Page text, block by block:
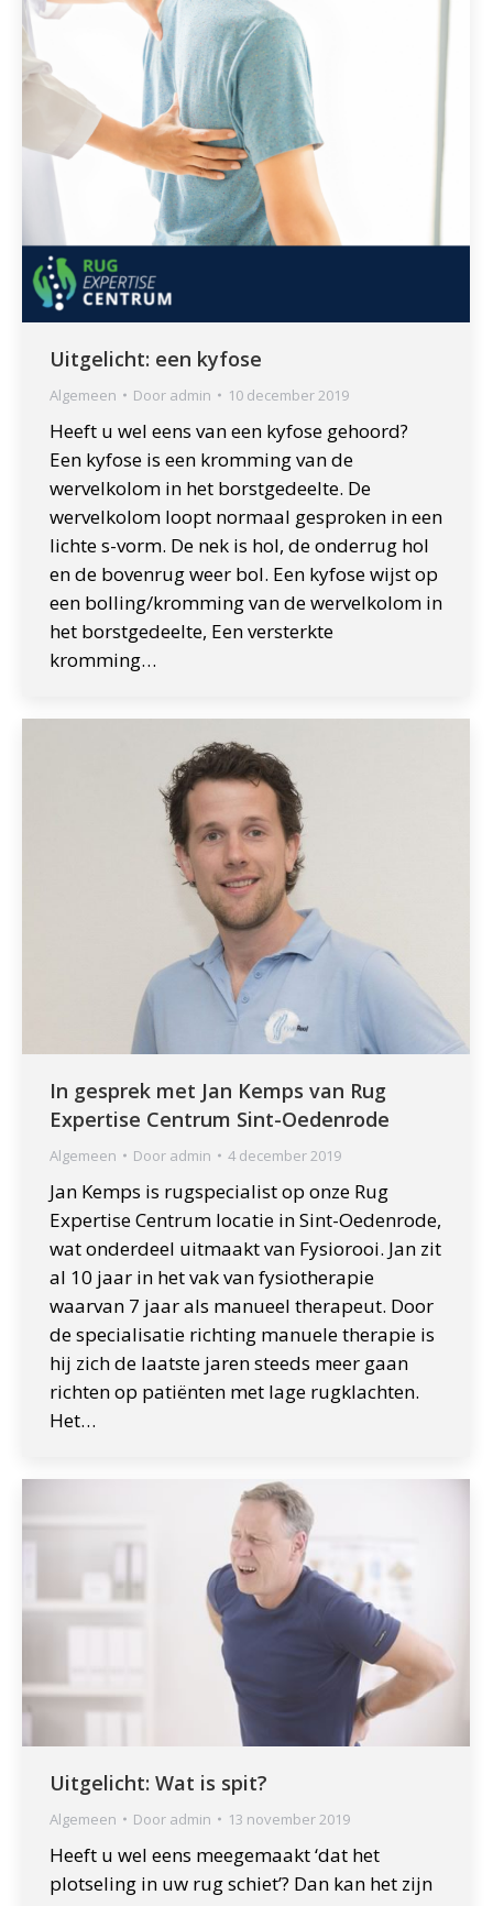
Uitgelicht: een kyfose
Algemeen Door admin 10 december 2019
Heeft u wel eens van een kyfose gehoord?
Een kyfose is een kromming van de
wervelkolom in het borstgedeelte. De
wervelkolom loopt normaal gesproken in een
lichte s-vorm. De nek is hol, de onderrug hol
en de bovenrug weer bol. Een kyfose wijst op
een bolling/kromming van de wervelkolom in
het borstgedeelte, Een versterkte
kromming…
In gesprek met Jan Kemps van Rug
Expertise Centrum Sint-Oedenrode
Algemeen Door admin 4 december 2019
Jan Kemps is rugspecialist op onze Rug
Expertise Centrum locatie in Sint-Oedenrode,
wat onderdeel uitmaakt van Fysiorooi. Jan zit
al 10 jaar in het vak van fysiotherapie
waarvan 7 jaar als manueel therapeut. Door
de specialisatie richting manuele therapie is
hij zich de laatste jaren steeds meer gaan
richten op patiënten met lage rugklachten.
Het…
Uitgelicht: Wat is spit?
Algemeen Door admin 13 november 2019
Heeft u wel eens meegemaakt ‘dat het
plotseling in uw rug schiet’? Dan kan het zijn